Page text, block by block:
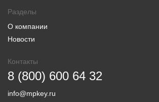
Разделы
О компании
Новости
Контакты
8 (800) 600 64 32
info@mpkey.ru